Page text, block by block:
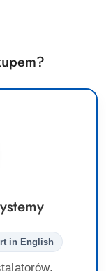
in English